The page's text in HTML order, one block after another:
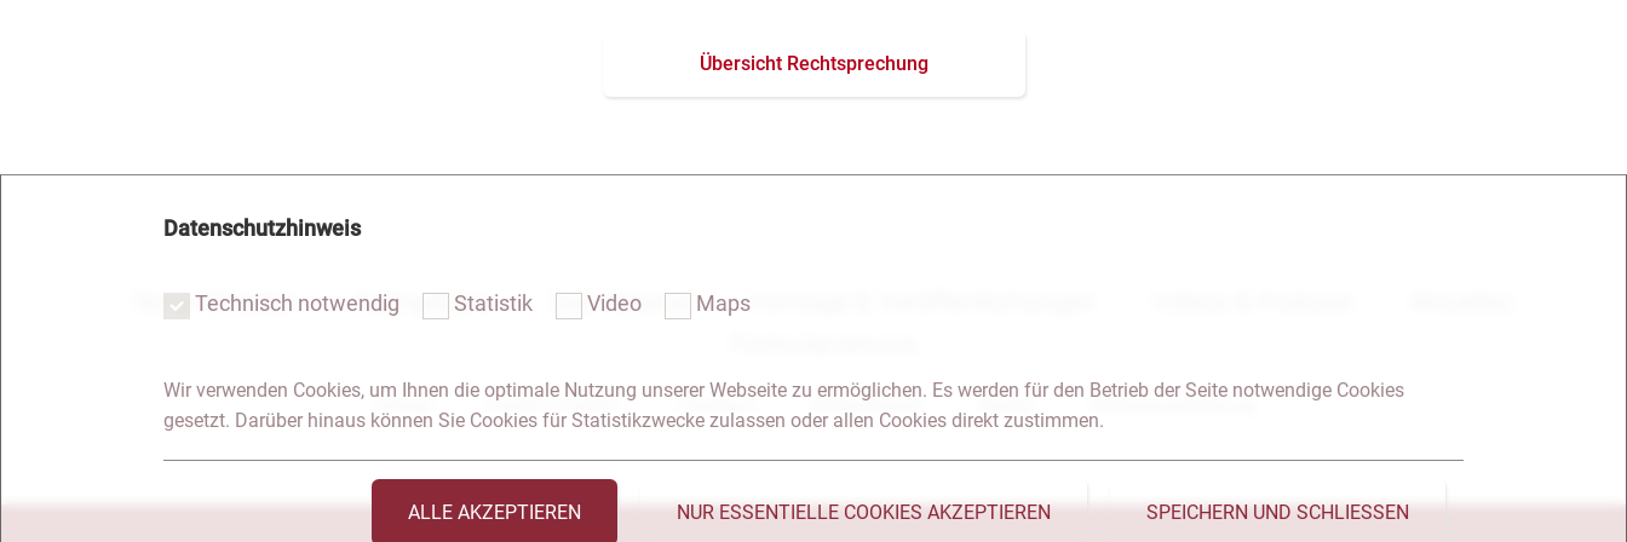
Übersicht Rechtsprechung
Notar Dresden Fachgebiete Das Notariat Vorträge & Veröffentlichungen
Kontakt & Anfahrt Seitenübersicht
Datenschutzhinweis
Technisch notwendig Statistik Video Maps
Wir verwenden Cookies, um Ihnen die optimale Nutzung unserer Webseite zu ermöglichen. Es werden für den Betrieb der Seite notwendige Cookies
gesetzt. Darüber hinaus können Sie Cookies für Statistikzwecke zulassen oder allen Cookies direkt zustimmen.
ALLE AKZEPTIEREN NUR ESSENTIELLE COOKIES AKZEPTIEREN SPEICHERN UND SCHLIESSEN